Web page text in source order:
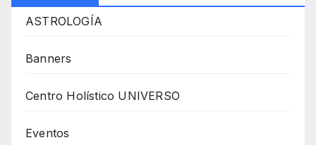
ASTROLOGÍA
Banners
Centro Holístico UNIVERSO
Eventos